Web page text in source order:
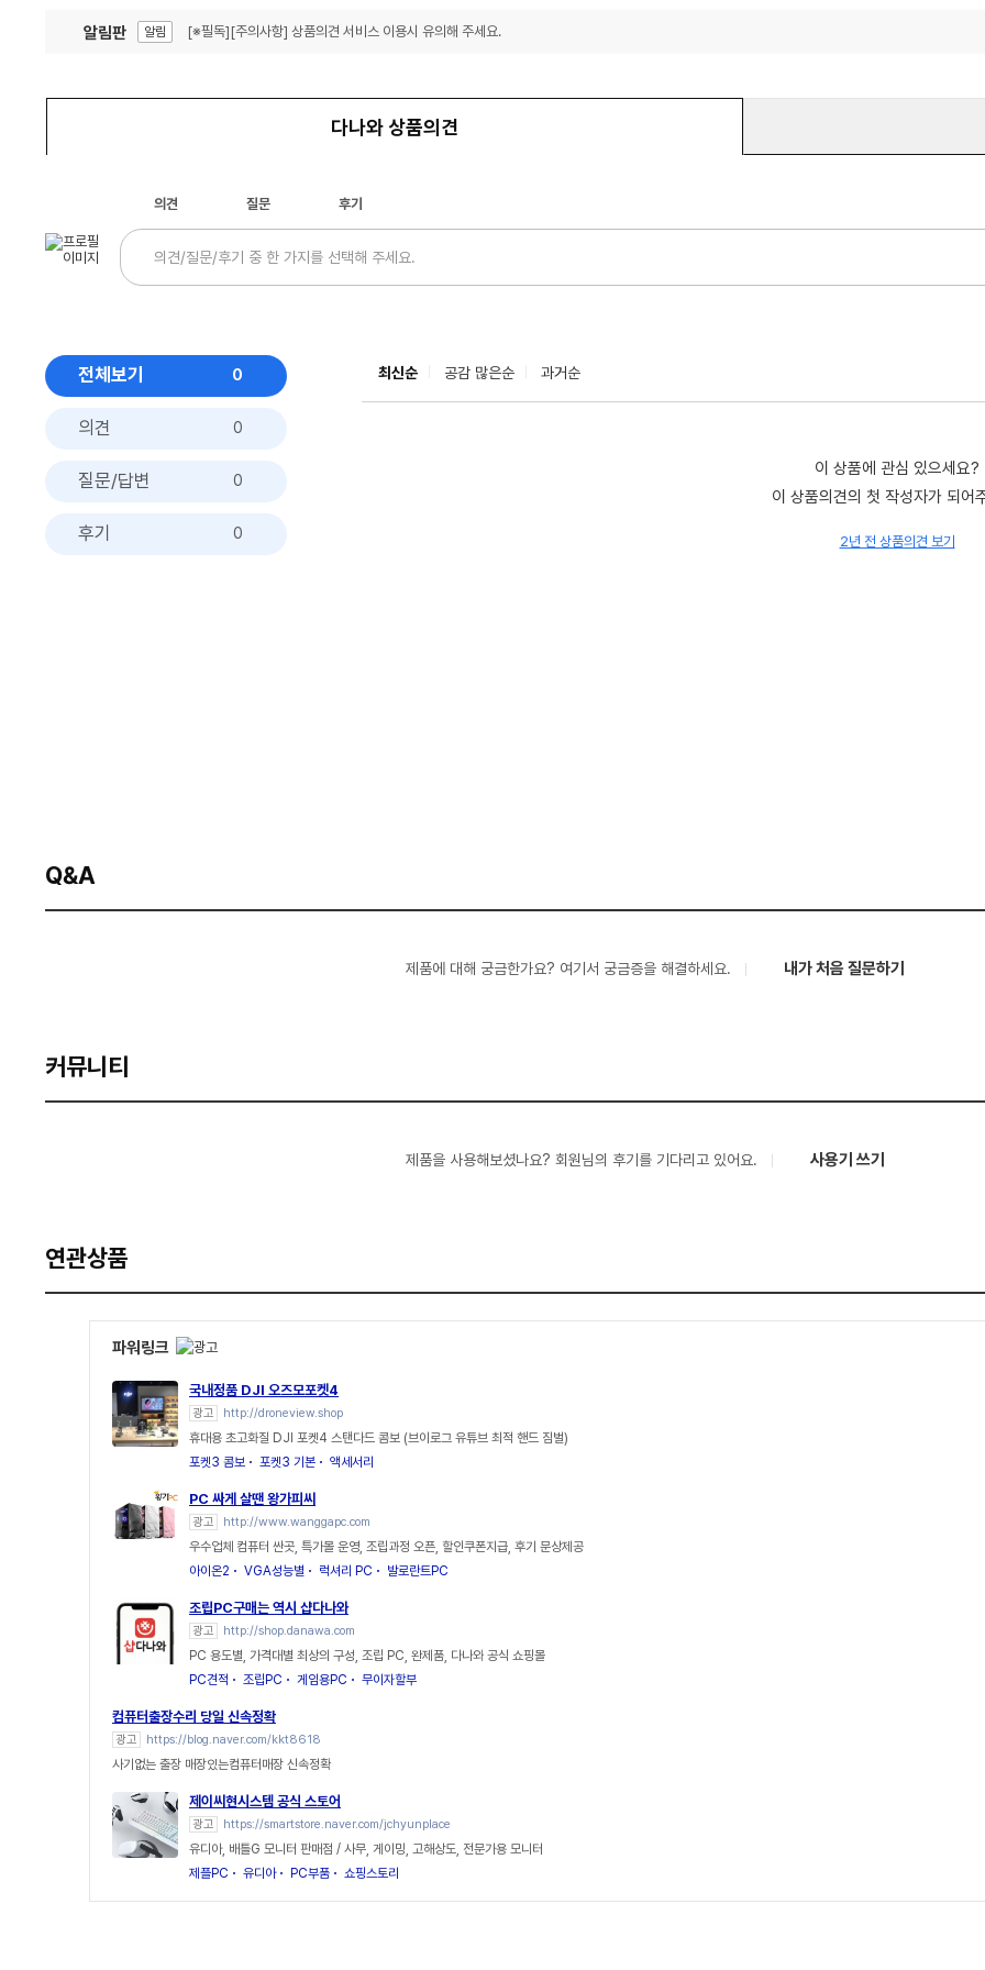
알림판 알림 [※필독][주의사항] 상품의견 서비스 이용시 유의해 주세요.
다나와 상품의견
의견 질문 후기
전체보기 0
의견 0
질문/답변 0
후기 0
최신순 공감 많은순 과거순
이 상품에 관심 있으세요?
이 상품의견의 첫 작성자가 되어
2년 전 상품의견 보기
Q&A
제품에 대해 궁금한가요? 여기서 궁금증을 해결하세요. 내가 처음 질문하기
커뮤니티
제품을 사용해보셨나요? 회원님의 후기를 기다리고 있어요. 사용기 쓰기
연관상품
파워링크
국내정품 DJI 오즈모포켓4
광고 http://droneview.shop
휴대용 초고화질 DJI 포켓4 스탠다드 콤보 (브이로그 유튜브 최적 핸드 짐벌)
포켓3 콤보
포켓3 기본 액세서리
PC 싸게 살땐 왕가피씨
광고 http://www.wanggapc.com
우수업체 컴퓨터 싼곳, 특가몰 운영, 조립과정 오픈, 할인쿠폰지급, 후기 문상제공
아이온2
VGA성능별 럭셔리 PC 발로란트PC
조립PC구매는 역시 샵다나와
광고 http://shop.danawa.com
PC 용도별, 가격대별 최상의 구성, 조립 PC, 완제품, 다나와 공식 쇼핑몰
PC견적
조립PC 게임용PC 무이자할부
컴퓨터출장수리 당일 신속정확
광고 https://blog.naver.com/kkt8618
사기없는 출장 매장있는컴퓨터매장 신속정확
제이씨현시스템 공식 스토어
광고 https://smartstore.naver.com/jchyunplace
유디아, 배틀G 모니터 판매점 / 사무, 게이밍, 고해상도, 전문가용 모니터
제플PC
유디아 PC부품 쇼핑스토리